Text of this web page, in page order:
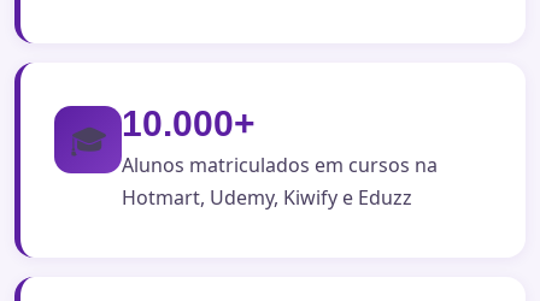
🎓 10.000+
Alunos matriculados em cursos na
Hotmart, Udemy, Kiwify e Eduzz